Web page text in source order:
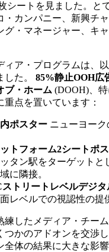
シートを見ました。と
・カンパニー、新興チ
グ・マネージャー、キ
ィア・プログラムは、
した。 85%静止OOH広
ブ・ホーム (DOOH)、
重点を置いています：
ポスター ニューヨー
トフォーム2シートポス
タン駅をターゲットと
に隣接。
トリートレベルデジタ
レベルでの視認性の提
練したメディア・チー
つかのアドオンを交渉
全体の結果に大きな影